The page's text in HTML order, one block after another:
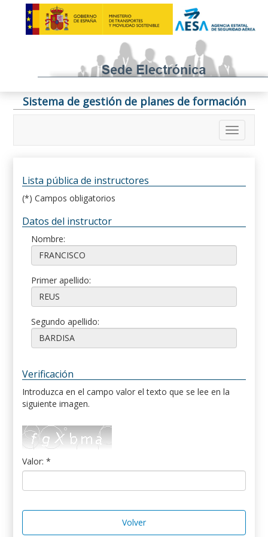
Sistema de gestión de planes de formación
Lista pública de instructores
(*) Campos obligatorios
Datos del instructor
Nombre:
Primer apellido:
Segundo apellido:
Verificación
Introduzca en el campo valor el texto que se lee en la
siguiente imagen.
Valor: *
Volver